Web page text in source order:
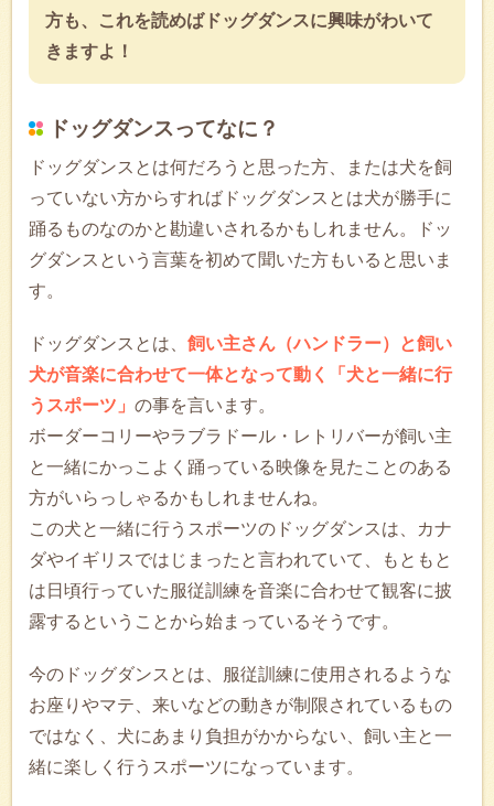
方も、これを読めばドッグダンスに興味がわいて
きますよ！
ドッグダンスってなに？
ドッグダンスとは何だろうと思った方、または犬を飼
っていない方からすればドッグダンスとは犬が勝手に
踊るものなのかと勘違いされるかもしれません。ドッ
グダンスという言葉を初めて聞いた方もいると思いま
す。
ドッグダンスとは、 飼い主さん（ハンドラー）と飼い
犬が音楽に合わせて一体となって動く「犬と一緒に行
うスポーツ」 の事を言います。
ボーダーコリーやラブラドール・レトリバーが飼い主
と一緒にかっこよく踊っている映像を見たことのある
方がいらっしゃるかもしれませんね。
この犬と一緒に行うスポーツのドッグダンスは、カナ
ダやイギリスではじまったと言われていて、もともと
は日頃行っていた服従訓練を音楽に合わせて観客に披
露するということから始まっているそうです。
今のドッグダンスとは、服従訓練に使用されるような
お座りやマテ、来いなどの動きが制限されているもの
ではなく、犬にあまり負担がかからない、飼い主と一
緒に楽しく行うスポーツになっています。